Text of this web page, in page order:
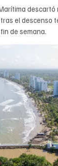
el descenso
de semana.